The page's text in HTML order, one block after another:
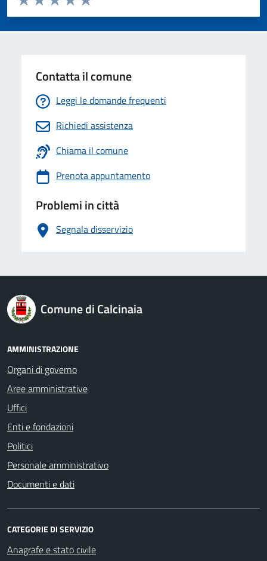
Valuta 5 stelle su 5
Valuta 4 stelle su 5
Valuta 3 stelle su 5
Valuta 2 stelle su 5
Valuta 1 stelle su 5
Contatta il comune
Leggi le domande frequenti
Richiedi assistenza
Chiama il comune
Prenota appuntamento
Problemi in città
Segnala disservizio
logo Unione Europea
Comune di Calcinaia
AMMINISTRAZIONE
Organi di governo
Aree amministrative
Uffici
Enti e fondazioni
Politici
Personale amministrativo
Documenti e dati
CATEGORIE DI SERVIZIO
Anagrafe e stato civile